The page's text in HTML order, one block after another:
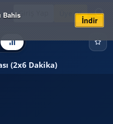
Bahis
İndir
Giriş Yap Üye Ol
(2x6 Dakika)